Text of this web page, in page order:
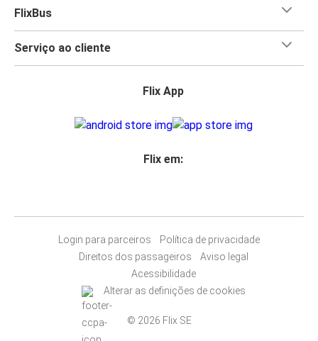
FlixBus
Serviço ao cliente
Flix App
Flix em:
Login para parceiros
Política de privacidade
Direitos dos passageiros
Aviso legal
Acessibilidade
Alterar as definições de cookies
© 2026 Flix SE